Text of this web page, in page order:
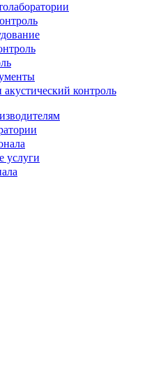
акустический контроль
услуги